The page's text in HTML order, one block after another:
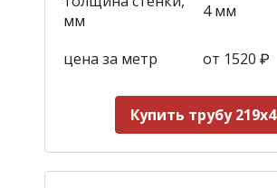
мм
4 мм
цена за метр от 1520 ₽
Купить трубу 219х4